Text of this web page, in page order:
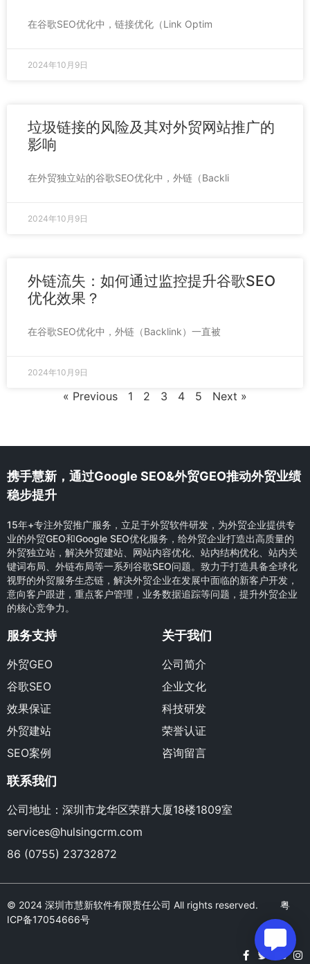
在谷歌SEO优化中，链接优化（Link Optim
2024年10月9日
垃圾链接的风险及其对外贸网站推广的
影响
在外贸独立站的谷歌SEO优化中，外链（Backli
2024年10月9日
外链流失：如何通过监控提升谷歌SEO
优化效果？
在谷歌SEO优化中，外链（Backlink）一直被
2024年10月9日
« Previous 1 2 3 4 5 Next »
携手慧新，通过Google SEO&外贸GEO推动外贸业绩
稳步提升
15年+专注外贸推广服务，立足于外贸软件研发，为外贸企业提供专
业的外贸GEO和Google SEO优化服务，给外贸企业打造出高质量的
外贸独立站，解决外贸建站、网站内容优化、站内结构优化、站内关
键词布局、外链布局等一系列谷歌SEO问题。致力于打造具备全球化
视野的外贸服务生态链，解决外贸企业在发展中面临的新客户开发，
意向客户跟进，重点客户管理，业务数据追踪等问题，提升外贸企业
的核心竞争力。
服务支持
外贸GEO
谷歌SEO
效果保证
外贸建站
SEO案例
关于我们
公司简介
企业文化
科技研发
荣誉认证
咨询留言
联系我们
公司地址：深圳市龙华区荣群大厦18楼1809室
services@hulsingcrm.com
86 (0755) 23732872
© 2024 深圳市慧新软件有限责任公司 All rights reserved. 粤
ICP备17054666号